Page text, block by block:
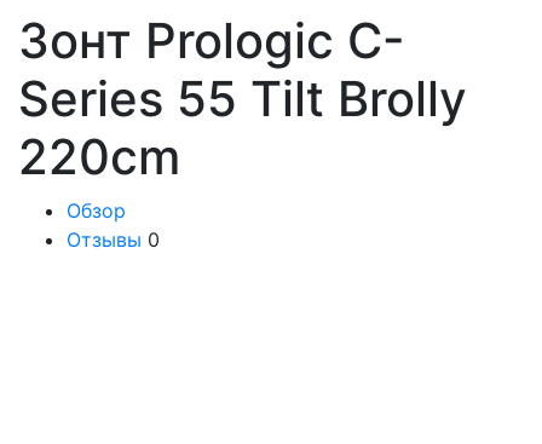
Зонт Prologic C-
Series 55 Tilt Brolly
220cm
Обзор
Отзывы 0